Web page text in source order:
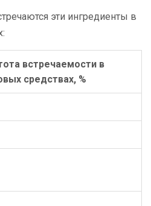
эти ингредиенты в
встречаемости в
средствах, %